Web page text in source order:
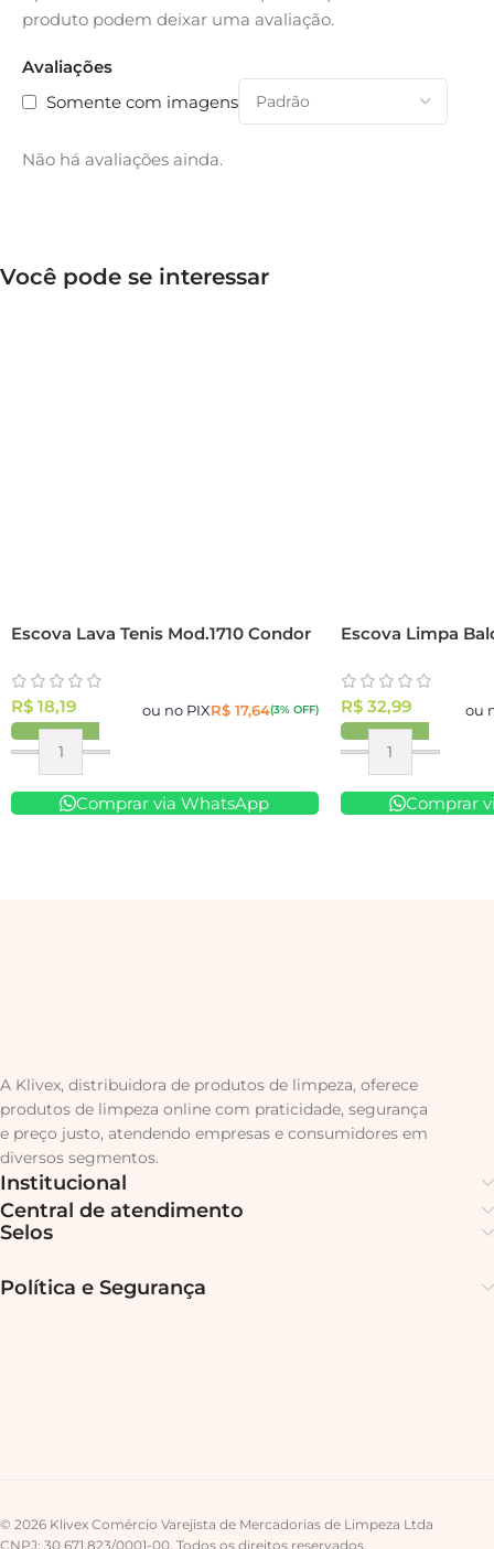
Avaliações
Somente com imagens
Não há avaliações ainda.
produto podem deixar uma avaliação.
Você pode se interessar
Escova Lava Tenis Mod.1710 Condor
R$ 18,19 ou no PIXR$17,64(3% OFF)
Comprar via WhatsApp
Escova Limpa
R$32,99 ou
Comprar
A Klivex, distribuidora de produtos de limpeza, oferece
produtos de limpeza online com praticidade, segurança
e preço justo, atendendo empresas e consumidores em
diversos segmentos.
Institucional
Central de atendimento
Selos
Política e Segurança
© 2026 Klivex Comércio Varejista de Mercadorias de Limpeza Ltda
CNPJ: 30.671.823/0001-00. Todos os direitos reservados.